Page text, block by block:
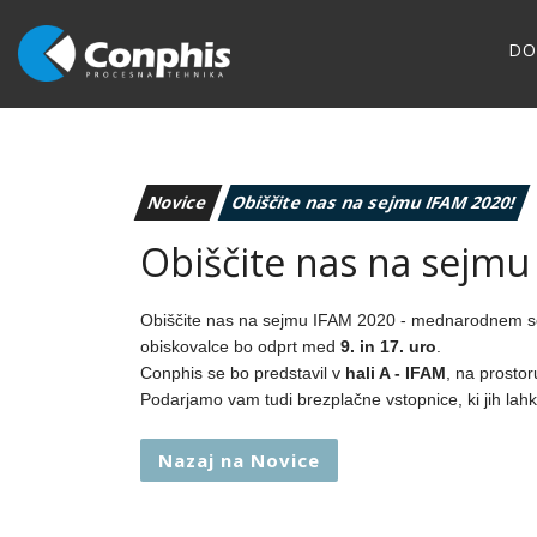
Novice Obiščite nas na sejmu IFAM 2020!
Obiščite nas na
Obiščite nas na sejmu IFAM 2020 - mednarodnem
obiskovalce bo odprt med 9. in 17. uro.
Conphis se bo predstavil v hali A - IFAM, na
Podarjamo vam tudi brezplačne vstopnice, ki jih
Nazaj na Novice